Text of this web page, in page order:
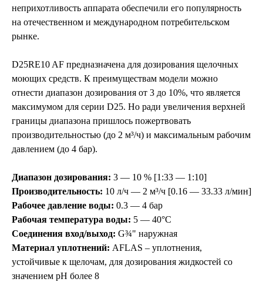
неприхотливость аппарата обеспечили его популярность
на отечественном и международном потребительском
рынке.
D25RE10 AF предназначена для дозирования щелочных
моющих средств. К преимуществам модели можно
отнести диапазон дозирования от 3 до 10%, что является
максимумом для серии D25. Но ради увеличения верхней
границы диапазона пришлось пожертвовать
производительностью (до 2 м³/ч) и максимальным рабочим
давлением (до 4 бар).
Диапазон дозирования: 3 — 10 % [1:33 — 1:10]
Производительность: 10 л/ч — 2 м³/ч [0.16 — 33.33 л/мин]
Рабочее давление воды: 0.3 — 4 бар
Рабочая температура воды: 5 — 40°C
Соединения вход/выход: G¾" наружная
Материал уплотнений: AFLAS – уплотнения,
устойчивые к щелочам, для дозирования жидкостей со
значением pH более 8